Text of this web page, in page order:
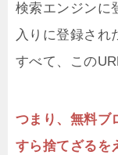
検索エンジンに
入りに登録され
すべて、この
つまり、無料ブ
すら捨てざるを